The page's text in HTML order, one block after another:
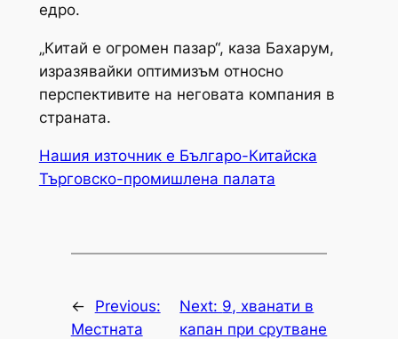
едро.
„Китай е огромен пазар“, каза Бахарум,
изразявайки оптимизъм относно
перспективите на неговата компания в
страната.
Нашия източник е Българо-Китайска
Търговско-промишлена палaта
←
Previous:
Местната
Next: 9, хванати в
капан при срутване